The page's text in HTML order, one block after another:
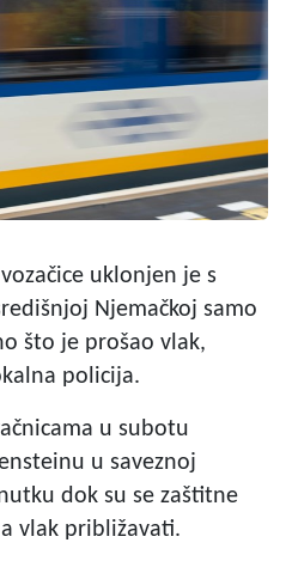
uklonjen je s
Njemačkoj samo
što je prošao vlak,
policija.
u subotu
u saveznoj
dok su se zaštitne
vlak približavati.